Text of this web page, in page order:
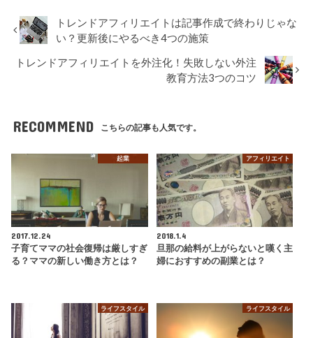
トレンドアフィリエイトは記事作成で終わりじゃな
い？更新後にやるべき4つの施策
トレンドアフィリエイトを外注化！失敗しない外注
教育方法3つのコツ
RECOMMEND こちらの記事も人気です。
起業
2017.12.24
子育てママの社会復帰は厳しすぎ
る？ママの新しい働き方とは？
アフィリエイト
2018.1.4
旦那の給料が上がらないと嘆く主
婦におすすめの副業とは？
ライフスタイル ライフスタイル